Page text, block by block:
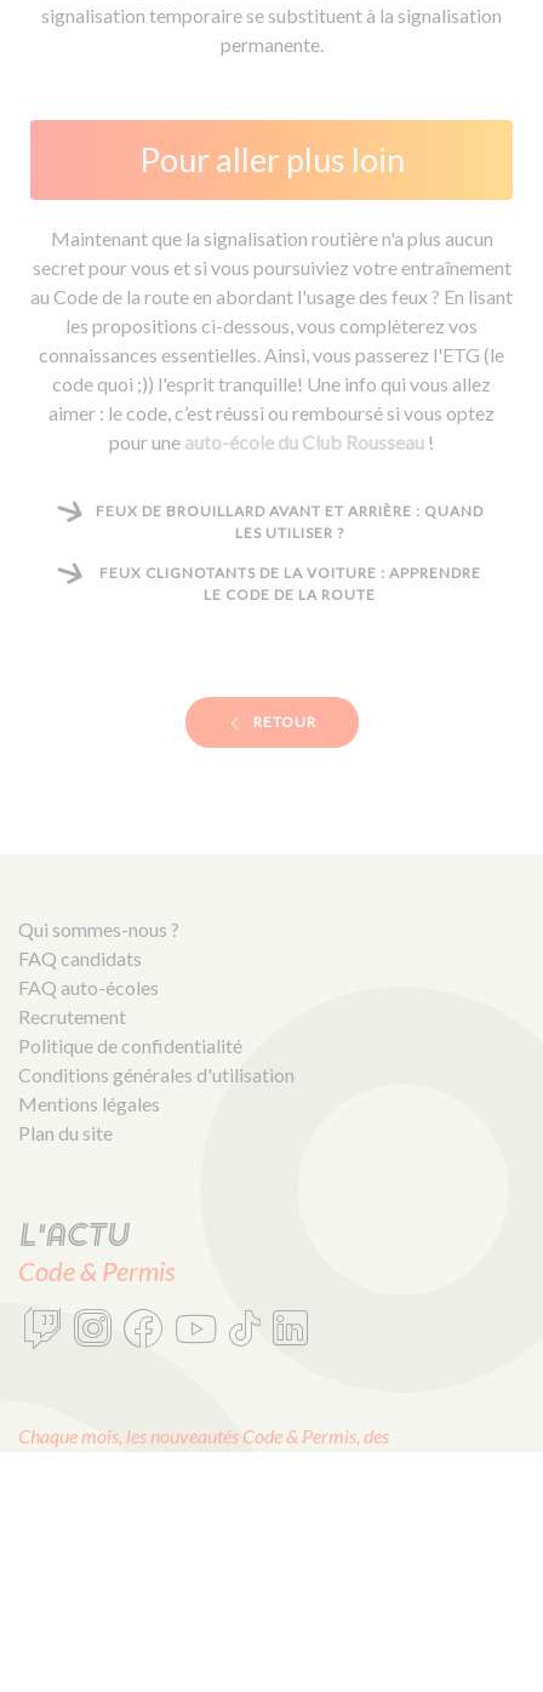
signalisation temporaire se substituent à la signalisation
permanente.
Pour aller plus loin
Maintenant que la signalisation routière n'a plus aucun
secret pour vous et si vous poursuiviez votre entraînement
au Code de la route en abordant l'usage des feux ? En lisant
les propositions ci-dessous, vous complèterez vos
connaissances essentielles. Ainsi, vous passerez l'ETG (le
code quoi ;)) l'esprit tranquille! Une info qui vous allez
aimer : le code, c’est réussi ou remboursé si vous optez
pour une auto-école du Club Rousseau !
FEUX DE BROUILLARD AVANT ET ARRIÈRE : QUAND
LES UTILISER ?
FEUX CLIGNOTANTS DE LA VOITURE : APPRENDRE
LE CODE DE LA ROUTE
RETOUR
Qui sommes-nous ?
FAQ candidats
FAQ auto-écoles
Recrutement
Politique de confidentialité
Conditions générales d'utilisation
Mentions légales
Plan du site
L'actu
Code & Permis
Chaque mois, les nouveautés Code & Permis, des